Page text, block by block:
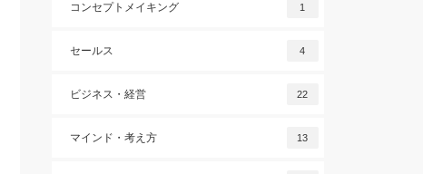
コンセプトメイキング 1
セールス 4
ビジネス・経営 22
マインド・考え方 13